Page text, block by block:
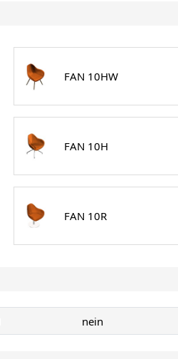
FAN 10HW
FAN 10H
FAN 10R
nein